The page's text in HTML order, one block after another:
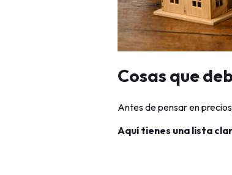
Cosas que
Antes de pensar en
Aquí tienes una lista